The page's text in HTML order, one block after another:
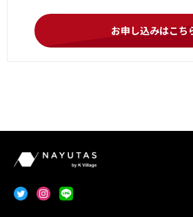
お申し込みはこち